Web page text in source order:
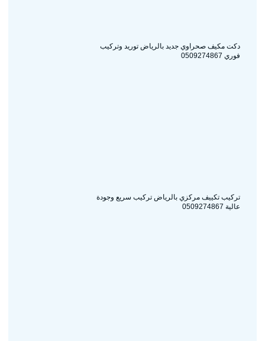
دكت مكيف صحراوي جديد بالرياض توريد وتركيب
فوري 0509274867
تركيب تكييف مركزي بالرياض تركيب سريع وجودة
عالية 0509274867